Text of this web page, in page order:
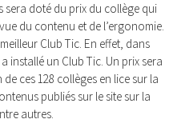
sera doté du prix du collège qui
du contenu et de l’ergonomie.
Club Tic. En effet, dans
installé un Club Tic. Un prix sera
ces 128 collèges en lice sur la
publiés sur le site sur la
autres.